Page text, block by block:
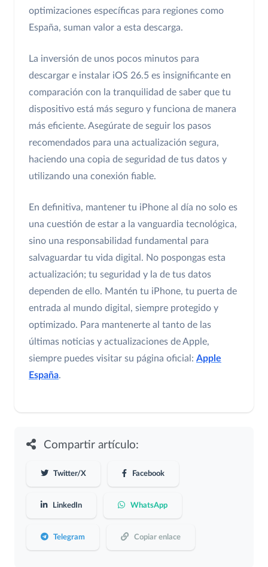
optimizaciones específicas para regiones como
España, suman valor a esta descarga.
La inversión de unos pocos minutos para
descargar e instalar iOS 26.5 es insignificante en
comparación con la tranquilidad de saber que tu
dispositivo está más seguro y funciona de manera
más eficiente. Asegúrate de seguir los pasos
recomendados para una actualización segura,
haciendo una copia de seguridad de tus datos y
utilizando una conexión fiable.
En definitiva, mantener tu iPhone al día no solo es
una cuestión de estar a la vanguardia tecnológica,
sino una responsabilidad fundamental para
salvaguardar tu vida digital. No pospongas esta
actualización; tu seguridad y la de tus datos
dependen de ello. Mantén tu iPhone, tu puerta de
entrada al mundo digital, siempre protegido y
optimizado. Para mantenerte al tanto de las
últimas noticias y actualizaciones de Apple,
siempre puedes visitar su página oficial: Apple
España.
Compartir artículo:
Twitter/X Facebook
LinkedIn WhatsApp
Telegram Copiar enlace